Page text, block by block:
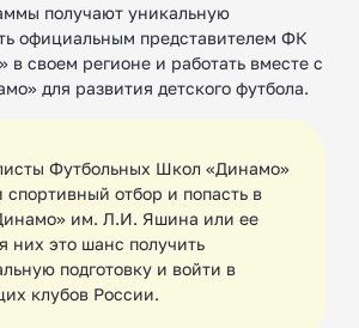
получают уникальную
официальным представителем ФК
своем регионе и работать вместе с
для развития детского футбола.
Футбольных Школ «Динамо»
спортивный отбор и попасть в
им. Л.И. Яшина или ее
них это шанс получить
подготовку и войти в
клубов России.